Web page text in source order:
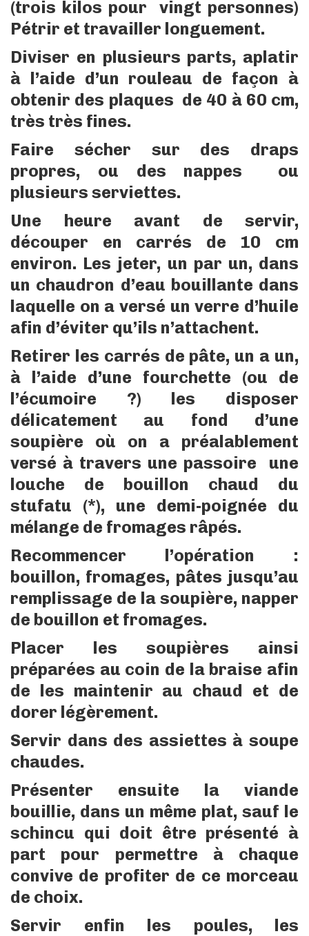
(trois kilos pour vingt personnes)
Pétrir et travailler longuement.
Diviser en plusieurs parts, aplatir
à l’aide d’un rouleau de façon à
obtenir des plaques de 40 à 60 cm,
très très fines.
Faire sécher sur des draps
propres, ou des nappes ou
plusieurs serviettes.
Une heure avant de servir,
découper en carrés de 10 cm
environ. Les jeter, un par un, dans
un chaudron d’eau bouillante dans
laquelle on a versé un verre d’huile
afin d’éviter qu’ils n’attachent.
Retirer les carrés de pâte, un a un,
à l’aide d’une fourchette (ou de
l’écumoire ?) les disposer
délicatement au fond d’une
soupière où on a préalablement
versé à travers une passoire une
louche de bouillon chaud du
stufatu (*), une demi-poignée du
mélange de fromages râpés.
Recommencer l’opération :
bouillon, fromages, pâtes jusqu’au
remplissage de la soupière, napper
de bouillon et fromages.
Placer les soupières ainsi
préparées au coin de la braise afin
de les maintenir au chaud et de
dorer légèrement.
Servir dans des assiettes à soupe
chaudes.
Présenter ensuite la viande
bouillie, dans un même plat, sauf le
schincu qui doit être présenté à
part pour permettre à chaque
convive de profiter de ce morceau
de choix.
Servir enfin les poules, les